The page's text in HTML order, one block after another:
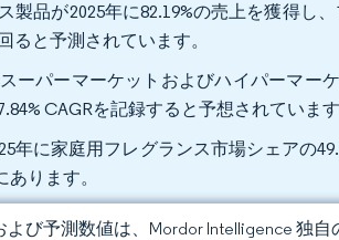
製品が2025年に82.19%の売上を獲得し
ると予測されています。
ーパーマーケットおよびハイパーマー
CAGRを記録すると予想されています
年に家庭用フレグランス市場シェアの
ります。
び予測数値は、Mordor Intelligence 独